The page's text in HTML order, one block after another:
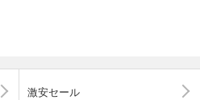
激安セール